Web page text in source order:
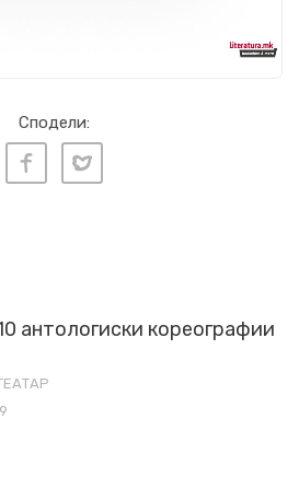
Сподели:
антологиски кореографии